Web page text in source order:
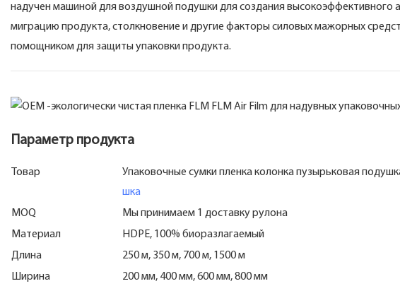
надучен машиной для воздушной подушки для создания
миграцию продукта, столкновение и другие факторы силовых мажорных
помощником для защиты упаковки продукта.
Параметр продукта
Товар Упаковочные сумки пленка колонка пузырьковая
шка
MOQ
Мы принимаем 1 доставку рулона
Материал
HDPE, 100% биоразлагаемый
Длина
250 м, 350 м, 700 м, 1500 м
Ширина
200 мм, 400 мм, 600 мм, 800 мм